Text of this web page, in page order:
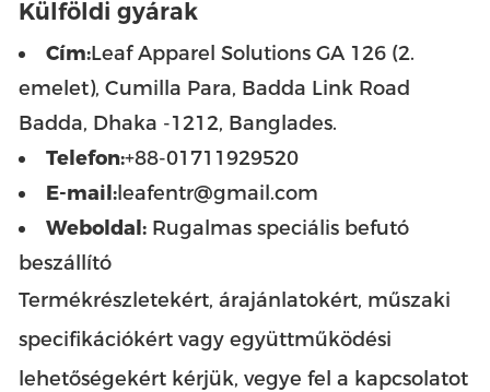
Külföldi gyárak
Cím:Leaf Apparel Solutions GA 126 (2.
emelet), Cumilla Para, Badda Link Road
Badda, Dhaka -1212, Banglades.
Telefon:+88-01711929520
E-mail:leafentr@gmail.com
Weboldal: Rugalmas speciális befutó
beszállító
Termékrészletekért, árajánlatokért, műszaki
specifikációkért vagy együttműködési
lehetőségekért kérjük, vegye fel a kapcsolatot